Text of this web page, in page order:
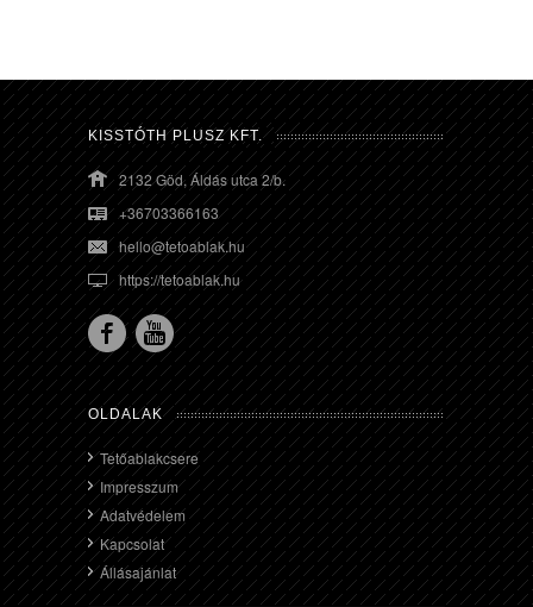
KISSTÓTH PLUSZ KFT.
2132 Göd, Áldás utca 2/b.
+36703366163
hello@tetoablak.hu
https://tetoablak.hu
OLDALAK
Tetőablakcsere
Impresszum
Adatvédelem
Kapcsolat
Állásajánlat